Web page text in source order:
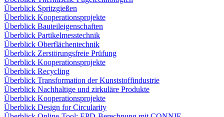
Überblick Spritzgießen
Überblick Kooperationsprojekte
Überblick Bauteileigenschaften
Überblick Partikelmesstechnik
Überblick Oberflächentechnik
Überblick Zerstörungsfreie Prüfung
Überblick Kooperationsprojekte
Überblick Recycling
Überblick Transformation der Kunststoffindustrie
Überblick Nachhaltige und zirkuläre Produkte
Überblick Kooperationsprojekte
Überblick Design for Circularity